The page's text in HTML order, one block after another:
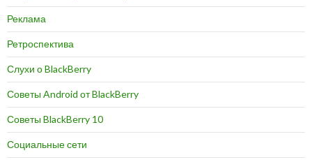
Реклама
Ретроспектива
Слухи о BlackBerry
Советы Android от BlackBerry
Советы BlackBerry 10
Социальные сети